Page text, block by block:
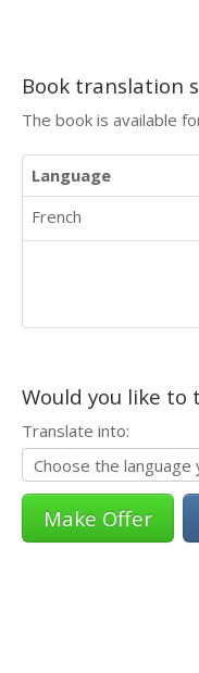
Book translation
The book is available
Language
French
Would you like to
Translate into: